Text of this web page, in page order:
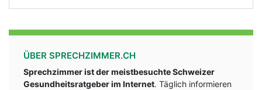
ÜBER SPRECHZIMMER.CH
Sprechzimmer ist der meistbesuchte Schweizer
Gesundheitsratgeber im Internet. Täglich informieren